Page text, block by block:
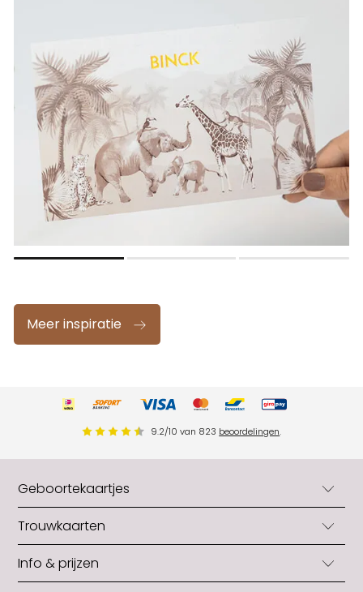
Meer inspiratie
9.2/10 van 823 beoordelingen.
Geboortekaartjes
Geboortekaartjes
Geboortekaartjes jongens
Geboortekaartjes meisjes
Trouwkaarten
Trouwkaarten
Trouwkaarten originele vorm
Info & prijzen